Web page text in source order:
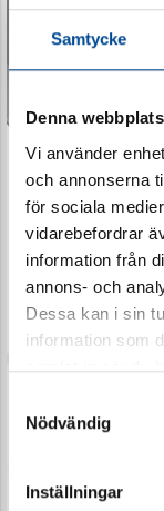
Samtycke
Denna
Vi använder
och annonserna
för sociala
vidarebefordrar
information från
annons- och
Dessa kan i sin
information som
samlat in när du
Nödvändig
Inställningar
Duschlist PL 50